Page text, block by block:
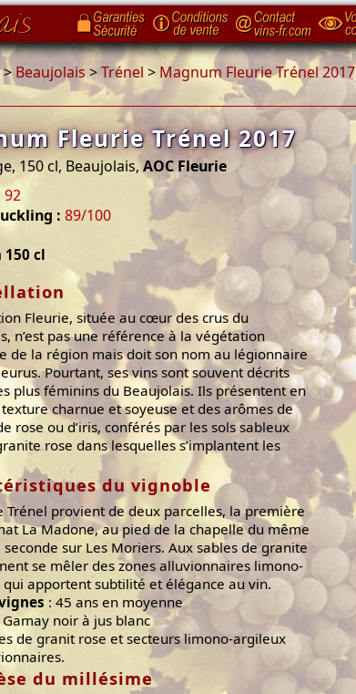
>Beaujolais>Trénel > Magnum Fleurie Trénel 2017
Fleurie Trénel 2017
150 cl, Beaujolais,AOC Fleurie
92
: 89/100
150 cl
Fleurie, située au cœur des crus du
n’est pas une référence à la végétation
de la région mais doit son nom au légionnaire
Pourtant, ses vins sont souvent décrits
plus féminins du Beaujolais. Ils présentent en
charnue et soyeuse et des arômes de
rose ou d’iris, conférés par les sols sableux
rose dans lesquelles s’implantent les
du vignoble
Trénel provient de deux parcelles, la première
La Madone, au pied de la chapelle du même
sur Les Moriers. Aux sables de granite
se mêler des zones alluvionnaires limono-
apportent subtilité et élégance au vin.
: 45 ans en moyenne
noir à jus blanc
de granit rose et secteurs limono-argileux
du millésime